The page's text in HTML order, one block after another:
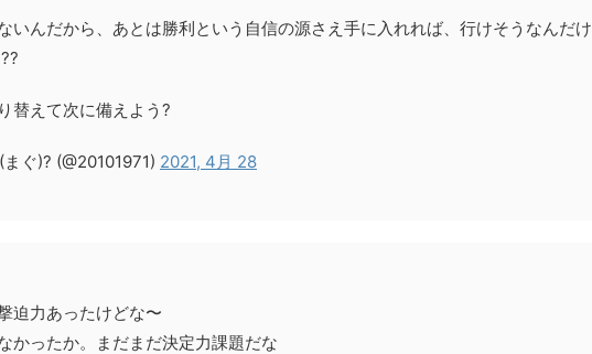
いんだから、あとは勝利という自信の源さえ手に入れれば、行けそうなんだけ
替えて次に備えよう?
ぐ)? (@20101971) 2021, 4月 28
迫力あったけどな〜
かったか。まだまだ決定力課題だな